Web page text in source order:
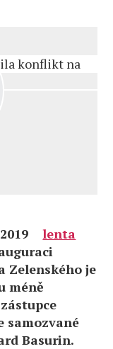
2019lenta
Zelenského je
méně
samozvané
Basurin.